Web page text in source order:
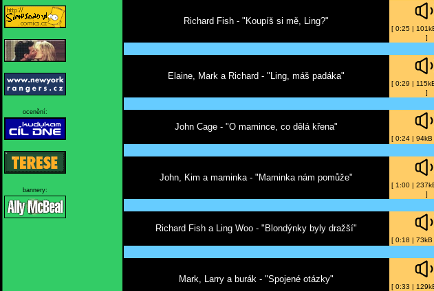
ocenění:
bannery:
Richard Fish - "Koupíš si mě, Ling?"
[ 0:25 |
]
Elaine, Mark a Richard - "Ling, máš padáka"
[ 0:29 |
]
John Cage - "O mamince, co dělá křena"
[ 0:24 | 94kB
John, Kim a maminka - "Maminka nám pomůže"
[ 1:00 |
]
Richard Fish a Ling Woo - "Blondýnky byly dražší"
[ 0:18 | 73kB
Mark, Larry a burák - "Spojené otázky"
[ 0:33 |